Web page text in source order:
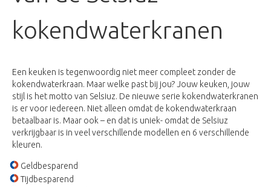
kokendwaterkranen
Een keuken is tegenwoordig niet meer compleet zonder de
kokendwaterkraan. Maar welke past bij jou? Jouw keuken, jouw
stijl is het motto van Selsiuz. De nieuwe serie kokendwaterkranen
is er voor iedereen. Niet alleen omdat de kokendwaterkraan
betaalbaar is. Maar ook – en dat is uniek- omdat de Selsiuz
verkrijgbaar is in veel verschillende modellen en 6 verschillende
kleuren.
Geldbesparend
Tijdbesparend